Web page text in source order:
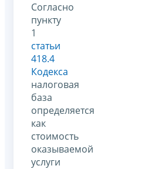
Согласно
пункту
1
статьи
418.4
Кодекса
налоговая
база
определяется
как
стоимость
оказываемой
услуги